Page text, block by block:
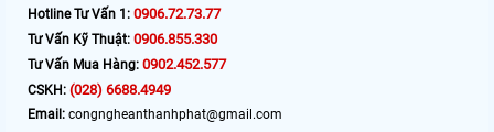
Hotline Tư Vấn 1: 0906.72.73.77
Tư Vấn Kỹ Thuật: 0906.855.330
Tư Vấn Mua Hàng: 0902.452.577
CSKH: (028) 6688.4949
Email: congngheanthanhphat@gmail.com